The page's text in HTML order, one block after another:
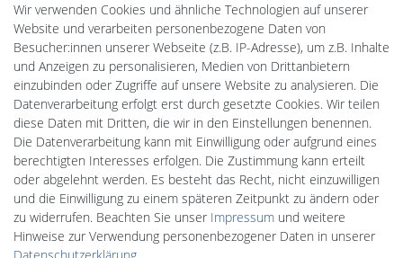
Batteriespeicher
PlentiSolar
Gebrauchtlicht
Wallbox24
DEYESOLAR
Lightech Connect
CardanLight Europe
FORTIMO LEDs
LED-RETROSHOP
MeinUSB
Impressum
Wir verwenden Cookies und ähnliche Technologien auf unserer
Website und verarbeiten personenbezogene Daten von
Besucher:innen unserer Webseite (z.B. IP-Adresse), um z.B. Inhalte
und Anzeigen zu personalisieren, Medien von Drittanbietern
einzubinden oder Zugriffe auf unsere Website zu analysieren. Die
Datenverarbeitung erfolgt erst durch gesetzte Cookies. Wir teilen
diese Daten mit Dritten, die wir in den Einstellungen benennen.
Die Datenverarbeitung kann mit Einwilligung oder aufgrund eines
berechtigten Interesses erfolgen. Die Zustimmung kann erteilt
oder abgelehnt werden. Es besteht das Recht, nicht einzuwilligen
und die Einwilligung zu einem späteren Zeitpunkt zu ändern oder
zu widerrufen. Beachten Sie unser Impressum und weitere
Hinweise zur Verwendung personenbezogener Daten in unserer